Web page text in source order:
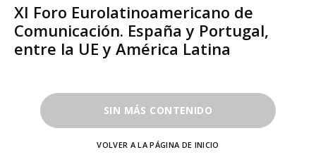
XI Foro Eurolatinoamericano de
Comunicación. España y Portugal,
entre la UE y América Latina
SIN MÁS CONTENIDO
VOLVER A LA PÁGINA DE INICIO